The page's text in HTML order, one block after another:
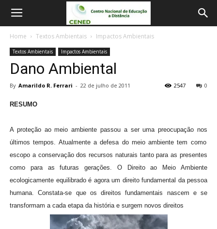
Home Textos Ambientais Impactos Ambientais
Textos Ambientais Impactos Ambientais
Dano Ambiental
By Amarildo R. Ferrari - 22 de julho de 2011 0
2547
RESUMO
A proteção ao meio ambiente passou a ser uma preocupação nos
últimos tempos. Atualmente a defesa do meio ambiente tem como
escopo aconservação dos recursos naturais tanto para as presentes
como para as futuras gerações. O Direito ao Meio Ambiente
ecologicamente equilibrado é agora um direito fundamental da pessoa
humana. Constata-se que os direitos fundamentais nascem e se
transformam a cada etapa da história e surgem novos direitos